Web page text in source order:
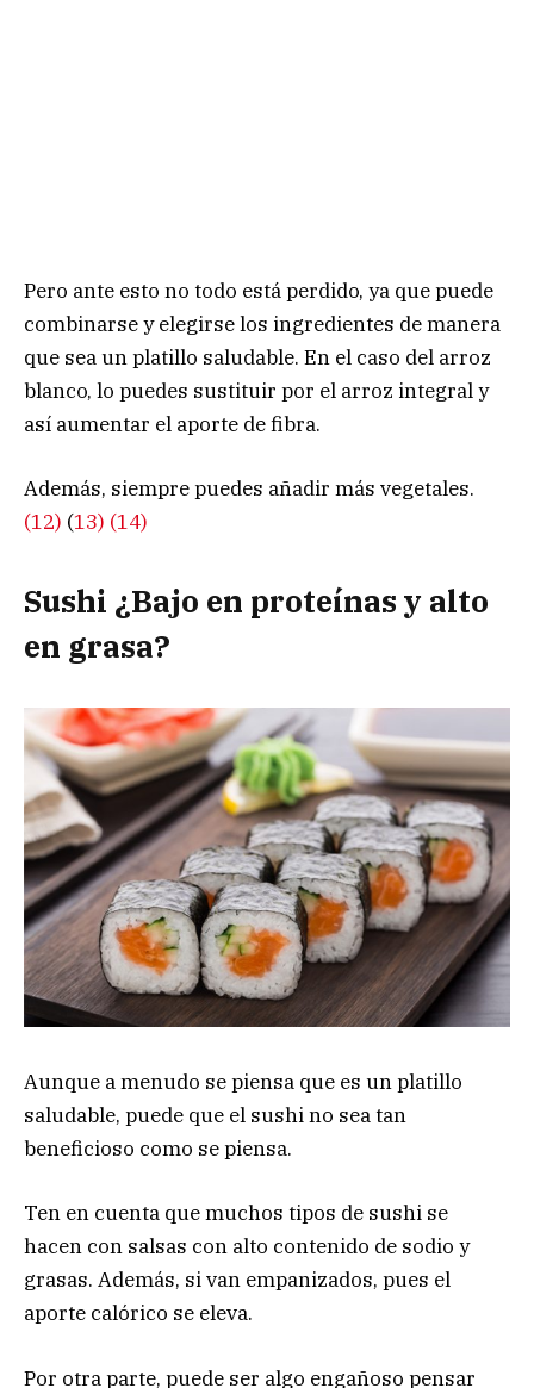
Pero ante esto no todo está perdido, ya que puede
combinarse y elegirse los ingredientes de manera
que sea un platillo saludable. En el caso del arroz
blanco, lo puedes sustituir por el arroz integral y
así aumentar el aporte de fibra.
Además, siempre puedes añadir más vegetales.
(12) (13) (14)
Sushi ¿Bajo en proteínas y alto
en grasa?
Aunque a menudo se piensa que es un platillo
saludable, puede que el sushi no sea tan
beneficioso como se piensa.
Ten en cuenta que muchos tipos de sushi se
hacen con salsas con alto contenido de sodio y
grasas. Además, si van empanizados, pues el
aporte calórico se eleva.
Por otra parte, puede ser algo engañoso pensar